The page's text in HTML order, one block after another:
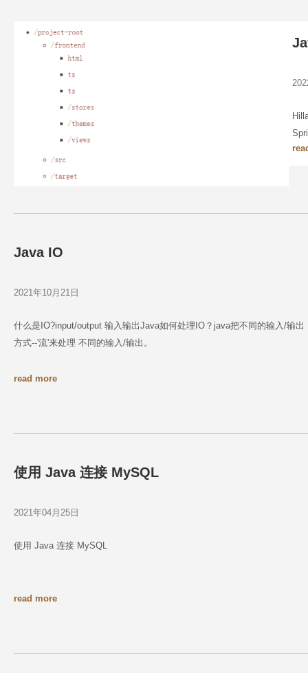
Java IO
2021年10月21日
什么是IO?input/output 输入输出Java如何处理IO？java把不同的输入/输
方式--'流'来处理 不同的输入/输出。
read more
使用 Java 连接 MySQL
2021年04月25日
使用 Java 连接 MySQL
read more